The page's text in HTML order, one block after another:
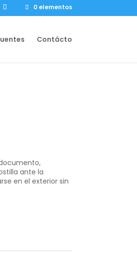
0 elementos
Contácto
ante la
en el exterior sin